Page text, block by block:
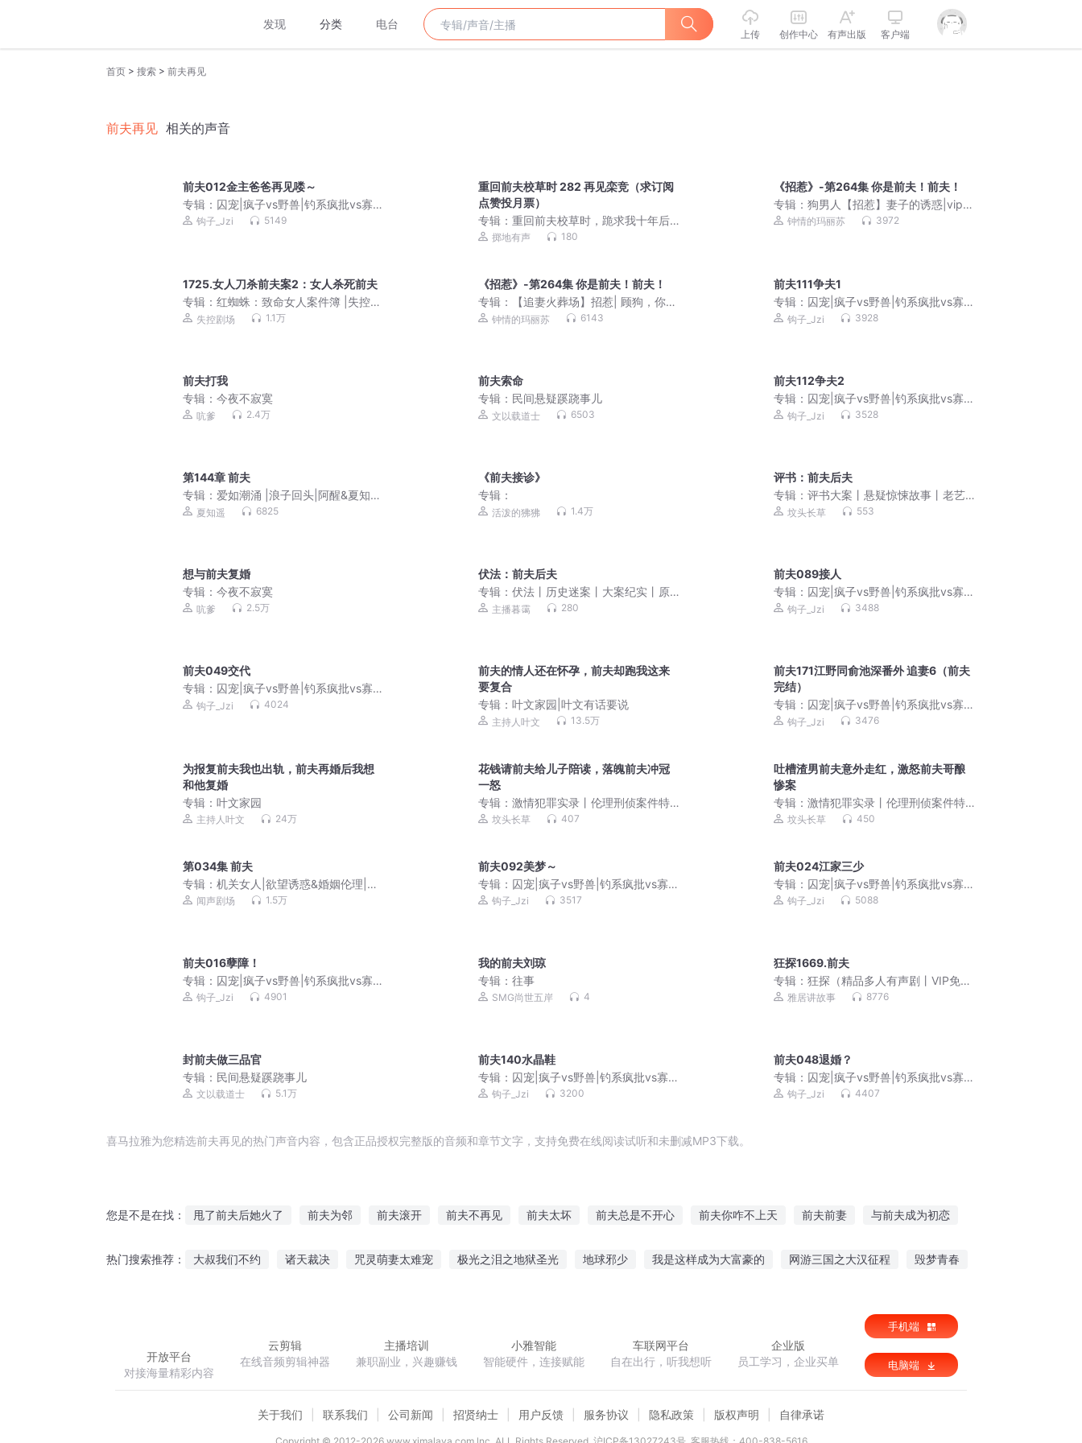
发现 分类 电台
上传 创作中心 有声出版 客户端
首页 > 搜索 > 前夫再见
前夫再见 相关的声音
前夫012金主爸爸再见喽～
专辑： 囚宠|疯子vs野兽|钓系疯批vs寡淡
冷漠霸总|死对头vs死对头|特行科系列
钩子_Jzi 5149
重回前夫校草时 282 再见栾竞（求订阅
点赞投月票）
专辑：重回前夫校草时，跪求我十年后
别离丨事业爽文丨今宵/子沐丨跨时空通
掷地有声 180
《招惹》-第264集 你是前夫！前夫！
专辑：狗男人【招惹】妻子的诱惑|vip快
更版钟情的玛丽苏 3972
1725.女人刀杀前夫案2：女人杀死前夫
专辑： 红蜘蛛：致命女人案件簿 |失控剧
场出品【多人有声剧】
失控剧场 1.1万
《招惹》-第264集 你是前夫！前夫！
专辑：
【追妻火葬场】招惹| 顾狗，你敢
再用钱砸老娘试试！
钟情的玛丽苏 6143
前夫111争夫1
专辑： 囚宠|疯子vs野兽|钓系疯批vs寡淡
冷漠霸总|死对头vs死对头|特行科系列
钩子_Jzi 3928
前夫打我
专辑： 今夜不寂寞
吭爹 2.4万
前夫索命
专辑： 民间悬疑蹊跷事儿
文以载道士 6503
前夫112争夫2
专辑： 囚宠|疯子vs野兽|钓系疯批vs寡淡
冷漠霸总|死对头vs死对头|特行科系列
钩子_Jzi 3528
第144章 前夫
专辑： 爱如潮涌 |浪子回头|阿醒&夏知
遥|酸涩拧巴|拉扯试探|先离后爱|双洁
夏知遥 6825
《前夫接诊》
专辑：
活泼的狒狒 1.4万
评书：前夫后夫
专辑：评书大案丨悬疑惊悚故事丨老艺
术家演播
坟头长草 553
想与前夫复婚
专辑： 今夜不寂寞
吭爹 2.5万
伏法：前夫后夫
专辑：伏法丨历史迷案丨大案纪实丨原
创作品
主播暮霭 280
前夫089接人
专辑： 囚宠|疯子vs野兽|钓系疯批vs寡淡
冷漠霸总|死对头vs死对头|特行科系列
钩子_Jzi 3488
前夫049交代
专辑： 囚宠|疯子vs野兽|钓系疯批vs寡淡
冷漠霸总|死对头vs死对头|特行科系列
钩子_Jzi 4024
前夫的情人还在怀孕，前夫却跑我这来
要复合
专辑：叶文家园|叶文有话要说
主持人叶文 13.5万
前夫171江野同俞池深番外 追妻6（前夫
完结）
专辑： 囚宠|疯子vs野兽|钓系疯批vs寡淡
冷漠霸总|死对头vs死对头|特行科系列
钩子_Jzi 3476
为报复前夫我也出轨，前夫再婚后我想
和他复婚
专辑： 叶文家园
主持人叶文 24万
花钱请前夫给儿子陪读，落魄前夫冲冠
一怒
专辑：激情犯罪实录丨伦理刑侦案件特
辑 坟头长草 407
吐槽渣男前夫意外走红，激怒前夫哥酿
惨案
专辑：激情犯罪实录丨伦理刑侦案件特
辑 坟头长草 450
第034集 前夫
专辑： 机关女人|欲望诱惑&婚姻伦理|离
婚女人的官场巅峰
闻声剧场 1.5万
前夫092美梦～
专辑： 囚宠|疯子vs野兽|钓系疯批vs寡淡
冷漠霸总|死对头vs死对头|特行科系列
钩子_Jzi 3517
前夫024江家三少
专辑： 囚宠|疯子vs野兽|钓系疯批vs寡淡
冷漠霸总|死对头vs死对头|特行科系列
钩子_Jzi 5088
前夫016孽障！
专辑： 囚宠|疯子vs野兽|钓系疯批vs寡淡
冷漠霸总|死对头vs死对头|特行科系列
钩子_Jzi 4901
我的前夫刘琼
专辑：往事
SMG尚世五岸 4
狂探1669.前夫
专辑：狂探（精品多人有声剧丨VIP免
费）雅居讲故事 8776
封前夫做三品官
专辑： 民间悬疑蹊跷事儿
文以载道士 5.1万
前夫140水晶鞋
专辑： 囚宠|疯子vs野兽|钓系疯批vs寡淡
冷漠霸总|死对头vs死对头|特行科系列
钩子_Jzi 3200
前夫048退婚？
专辑： 囚宠|疯子vs野兽|钓系疯批vs寡淡
冷漠霸总|死对头vs死对头|特行科系列
钩子_Jzi 4407
喜马拉雅为您精选前夫再见的热门声音内容，包含正品授权完整版的音频和章节文字，支持免费在线阅读试听和未删减MP3下载。
您是不是在找： 甩了前夫后她火了 前夫为邻 前夫滚开 前夫不再见 前夫太坏 前夫总是不开心 前夫你咋不上天 前夫前妻 与前夫成为初恋
热门搜索推荐： 大叔我们不约 诸天裁决 咒灵萌妻太难宠 极光之泪之地狱圣光 地球邪少 我是这样成为大富豪的 网游三国之大汉征程 毁梦青春
开放平台
对接海量精彩内容
云剪辑
在线音频剪辑神器
主播培训
兼职副业，兴趣赚钱
小雅智能
智能硬件，连接赋能
车联网平台
自在出行，听我想听
企业版
员工学习，企业买单
手机端
电脑端
关于我们 联系我们 公司新闻 招贤纳士 用户反馈 服务协议 隐私政策 版权声明 自律承诺